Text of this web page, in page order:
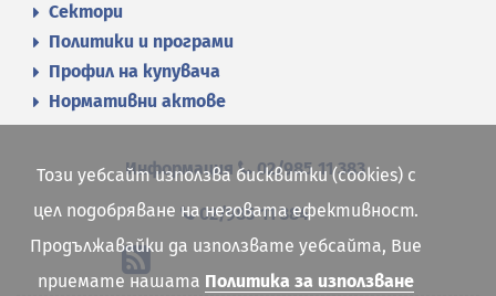
Сектори
Политики и програми
Профил на купувача
Нормативни актове
Информация 02/985 11 383
02/985 11 384
Този уебсайт използва бисквитки (cookies) с
цел подобряване на неговата ефективност.
Продължавайки да използвате уебсайта, Вие
приемате нашата Политика за използване